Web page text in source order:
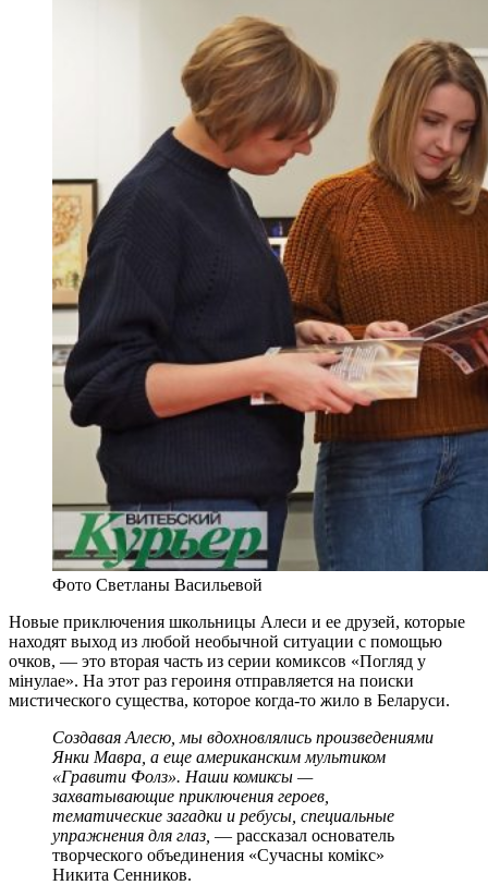
Фото Светланы Васильевой
Новые приключения школьницы Алеси и ее друзей, которые
находят выход из любой необычной ситуации с помощью
очков, — это вторая часть из серии комиксов «Погляд у
мінулае». На этот раз героиня отправляется на поиски
мистического существа, которое когда-то жило в Беларуси.
Создавая Алесю, мы вдохновлялись произведениями
Янки Мавра, а еще американским мультиком
«Гравити Фолз». Наши комиксы —
захватывающие приключения героев,
тематические загадки и ребусы, специальные
упражнения для глаз, — рассказал основатель
творческого объединения «Сучасны комікс»
Никита Сенников.